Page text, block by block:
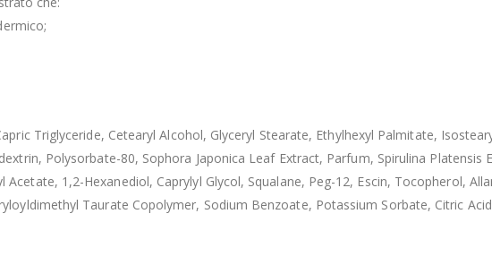
Triglyceride, Cetearyl Alcohol, Glyceryl Stearate, Ethylhexyl Palmitate,
Polysorbate-80, Sophora Japonica Leaf Extract, Parfum, Spirulina Platensis
1,2-Hexanediol, Caprylyl Glycol, Squalane, Peg-12, Escin, Tocopherol,
Taurate Copolymer, Sodium Benzoate, Potassium Sorbate, Citric